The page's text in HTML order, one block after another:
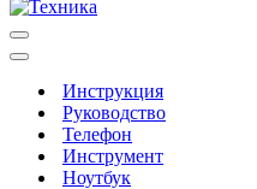
Меню
навигации
Меню
навигацииИнструкция
Руководство
Телефон
Инструмент
Ноутбук